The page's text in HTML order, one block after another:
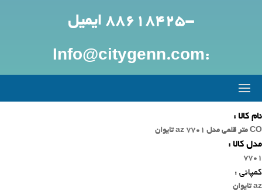
-88618425 ایمیل
:Info@citygenn.com
نام کالا :
CO متر قلمی مدل 7701 az تایوان
مدل کالا :
7701
کمپانی :
az تایوان